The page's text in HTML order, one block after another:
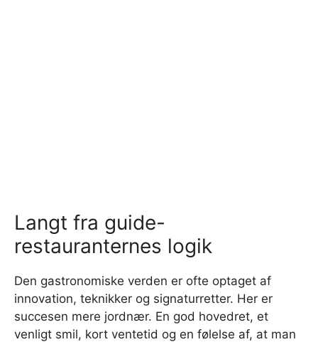
Langt fra guide-
restauranternes logik
Den gastronomiske verden er ofte optaget af
innovation, teknikker og signaturretter. Her er
succesen mere jordnær. En god hovedret, et
venligt smil, kort ventetid og en følelse af, at man